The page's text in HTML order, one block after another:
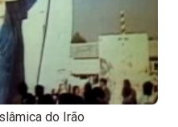
do Irão